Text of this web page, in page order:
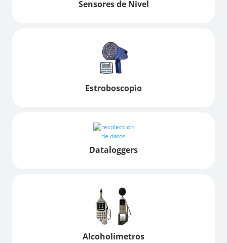
Sensores de Nivel
Estroboscopio
Dataloggers
Alcoholímetros